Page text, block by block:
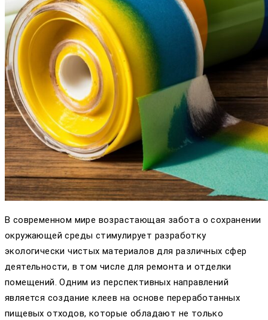
В современном мире возрастающая забота о сохранении
окружающей среды стимулирует разработку
экологически чистых материалов для различных сфер
деятельности, в том числе для ремонта и отделки
помещений. Одним из перспективных направлений
является создание клеев на основе переработанных
пищевых отходов, которые обладают не только